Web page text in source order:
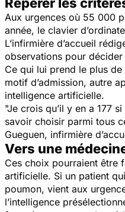
Aux urgences où 55 000
année, le clavier
L’infirmière d’accueil
observations pour
Ce qui lui prend le plus
motif d’admission, autre
intelligence artificielle.
"Je crois qu’il y en a 177
savoir choisir parmi tous
Gueguen, infirmière
Vers une
Ces choix pourraient être
artificielle. Si un patient
poumon, vient aux
l’intelligence